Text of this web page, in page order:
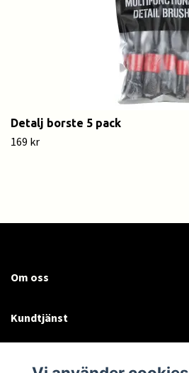
Detalj borste 5 pack
169 kr
Om oss
Kundtjänst